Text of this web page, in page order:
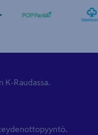
K-Raudassa.